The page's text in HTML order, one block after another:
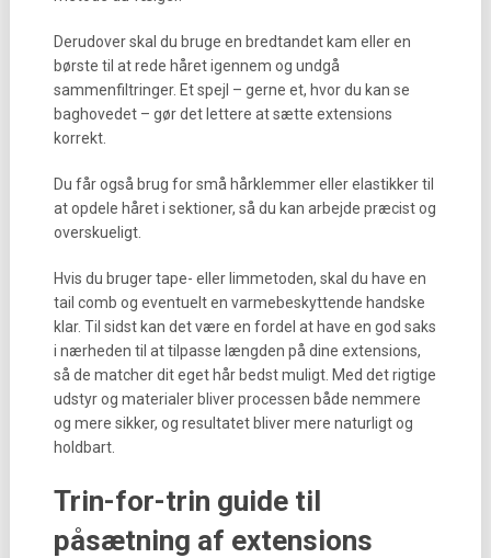
Derudover skal du bruge en bredtandet kam eller en
børste til at rede håret igennem og undgå
sammenfiltringer. Et spejl – gerne et, hvor du kan se
baghovedet – gør det lettere at sætte extensions
korrekt.
Du får også brug for små hårklemmer eller elastikker til
at opdele håret i sektioner, så du kan arbejde præcist og
overskueligt.
Hvis du bruger tape- eller limmetoden, skal du have en
tail comb og eventuelt en varmebeskyttende handske
klar. Til sidst kan det være en fordel at have en god saks
i nærheden til at tilpasse længden på dine extensions,
så de matcher dit eget hår bedst muligt. Med det rigtige
udstyr og materialer bliver processen både nemmere
og mere sikker, og resultatet bliver mere naturligt og
holdbart.
Trin-for-trin guide til
påsætning af extensions